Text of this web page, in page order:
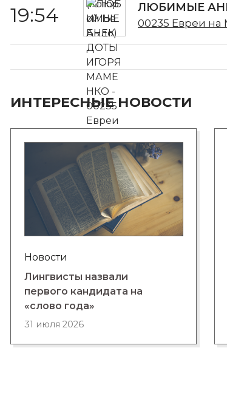
19:54 ЛЮБИМЫЕ
00235 Евреи на
ИНТЕРЕСНЫЕ НОВОСТИ
Новости
Лингвисты назвали
первого кандидата на
«слово года»
31 июля 2026